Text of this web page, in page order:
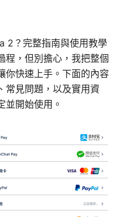
2？完整指南與使用教學
程，但別擔心，我把整個
你快速上手。下面的內容
常見問題，以及實用資
並開始使用。